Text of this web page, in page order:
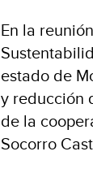
En la
estado de
y reducción
de la
Socorro